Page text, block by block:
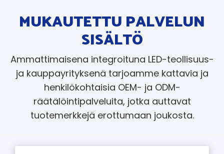
MUKAUTETTU PALVELUN
SISÄLTÖ
Ammattimaisena integroituna LED-teollisuus-
ja kauppayrityksenä tarjoamme kattavia ja
henkilökohtaisia ​​OEM- ja ODM-
räätälöintipalveluita, jotka auttavat
tuotemerkkejä erottumaan joukosta.